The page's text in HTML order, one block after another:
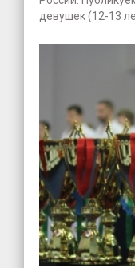
девушек (12-13